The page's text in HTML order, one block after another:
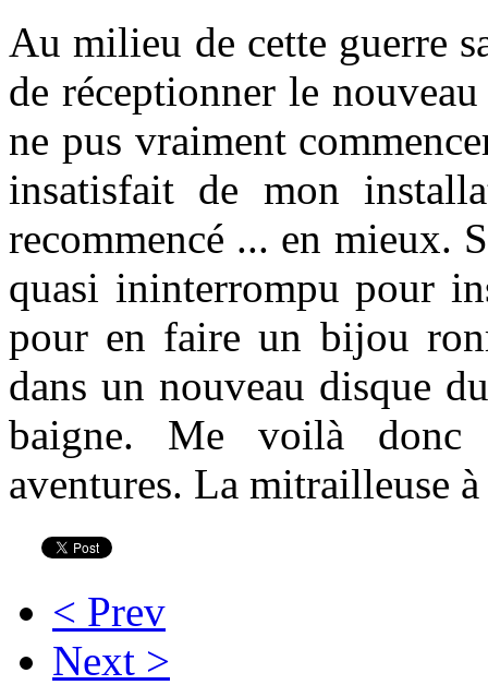
Au milieu de cette guerre
de réceptionner le
ne pus vraiment
insatisfait de mon
recommencé ... en mieux.
quasi ininterrompu pour
pour en faire un bijou
dans un nouveau disque
baigne. Me voilà
aventures. La mitrailleuse
< Prev
Next >